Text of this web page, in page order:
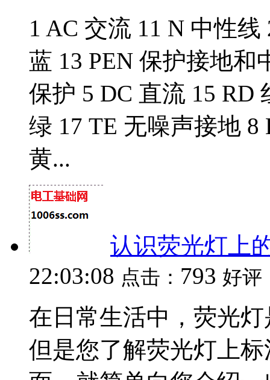
1 AC 交流 11 N 中性
蓝 13 PEN 保护接地和
保护 5 DC 直流 15 RD
绿 17 TE 无噪声接地 8
黄...
认识荧光灯上
22:03:08 点击： 793 好评
在日常生活中，荧光
但是您了解荧光灯上